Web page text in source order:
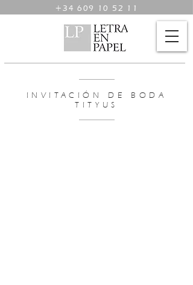
+34 609 10 52 11
INVITACIÓN DE BODA
TITYUS